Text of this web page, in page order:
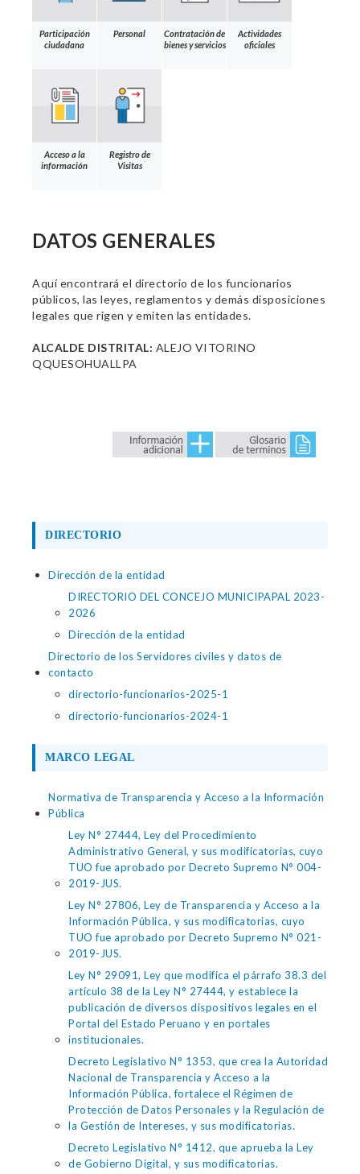
Participación
ciudadana
Personal
Contratación de
bienes y servicios
Actividades
oficiales
Acceso a la
información
Registro de
Visitas
DATOS GENERALES
Aquí encontrará el directorio de los funcionarios
públicos, las leyes, reglamentos y demás disposiciones
legales que rigen y emiten las entidades.
ALCALDE DISTRITAL: ALEJO VITORINO
QQUESOHUALLPA
DIRECTORIO
Dirección de la entidad
DIRECTORIO DEL CONCEJO MUNICIPAPAL 2023-
2026
Dirección de la entidad
Directorio de los Servidores civiles y datos de
contacto
directorio-funcionarios-2025-1
directorio-funcionarios-2024-1
MARCO LEGAL
Normativa de Transparencia y Acceso a la Información
Pública
Ley N° 27444, Ley del Procedimiento
Administrativo General, y sus modificatorias, cuyo
TUO fue aprobado por Decreto Supremo N° 004-
2019-JUS.
Ley N° 27806, Ley de Transparencia y Acceso a la
Información Pública, y sus modificatorias, cuyo
TUO fue aprobado por Decreto Supremo N° 021-
2019-JUS.
Ley N° 29091, Ley que modifica el párrafo 38.3 del
artículo 38 de la Ley N° 27444, y establece la
publicación de diversos dispositivos legales en el
Portal del Estado Peruano y en portales
institucionales.
Decreto Legislativo N° 1353, que crea la Autoridad
Nacional de Transparencia y Acceso a la
Información Pública, fortalece el Régimen de
Protección de Datos Personales y la Regulación de
la Gestión de Intereses, y sus modificatorias.
Decreto Legislativo N° 1412, que aprueba la Ley
de Gobierno Digital, y sus modificatorias.